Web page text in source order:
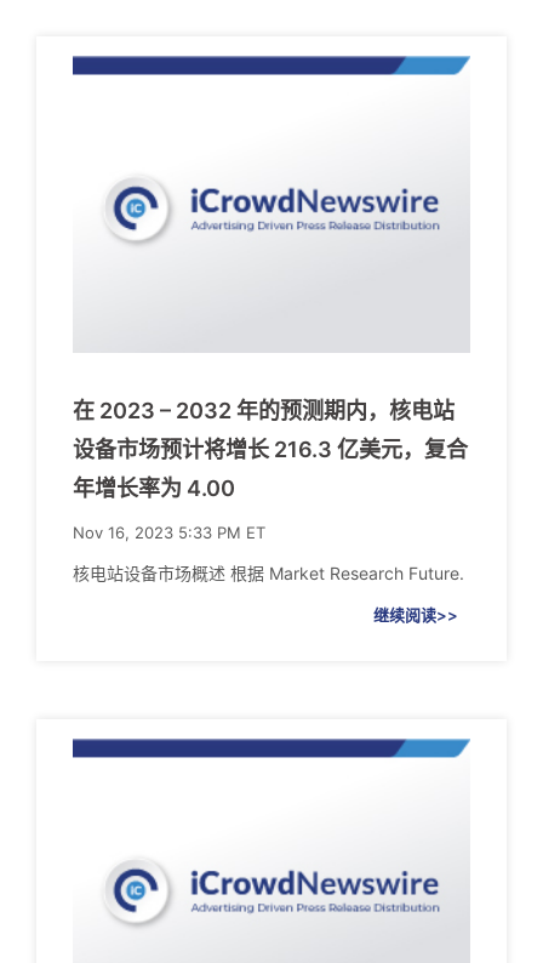
在 2023 – 2032 年的预测期内，核电站
设备市场预计将增长 216.3 亿美元，复合
年增长率为 4.00
Nov 16, 2023 5:33 PM ET
核电站设备市场概述 根据 Market Research Future.
继续阅读>>